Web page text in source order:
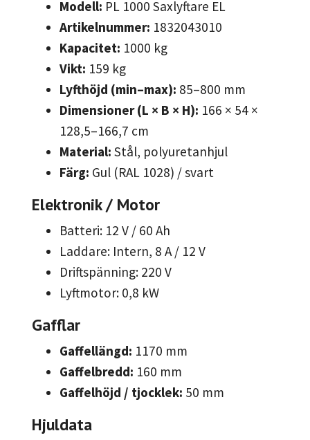
Modell: PL 1000 Saxlyftare EL
Artikelnummer: 1832043010
Kapacitet: 1000 kg
Vikt: 159 kg
Lyfthöjd (min–max): 85–800 mm
Dimensioner (L × B × H): 166 × 54 ×
128,5–166,7 cm
Material: Stål, polyuretanhjul
Färg: Gul (RAL 1028) / svart
Elektronik / Motor
Batteri: 12 V / 60 Ah
Laddare: Intern, 8 A / 12 V
Driftspänning: 220 V
Lyftmotor: 0,8 kW
Gafflar
Gaffellängd: 1170 mm
Gaffelbredd: 160 mm
Gaffelhöjd / tjocklek: 50 mm
Hjuldata